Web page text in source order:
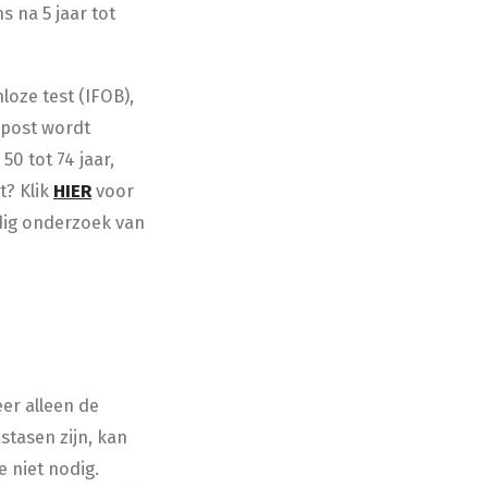
na 5 jaar tot
test (IFOB),
wordt
tot 74 jaar,
Klik HIER voor
onderzoek van
alleen de
zijn, kan
niet nodig.